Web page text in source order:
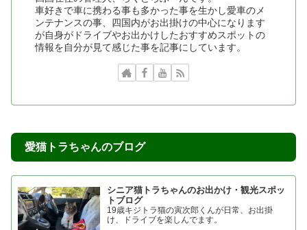
車好きで車に携わる事も多かった事を生かし愛車のメ
ンテナンスの事、四国内がお出掛けの中心になります
が自身がドライブやお出かけしたおすすめスポットの
情報を自分が見て感じた事を記事にしています。
愛猫トラちゃんのブログ
シニア猫トラちゃんのお出かけ・観光スポッ
トブログ
19歳キジトラ猫の寅次郎くんが日常、お出掛
け、ドライブを楽しんでます。